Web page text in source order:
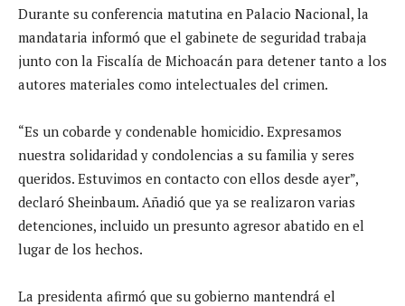
Durante su conferencia matutina en Palacio Nacional, la
mandataria informó que el gabinete de seguridad trabaja
junto con la Fiscalía de Michoacán para detener tanto a los
autores materiales como intelectuales del crimen.
“Es un cobarde y condenable homicidio. Expresamos
nuestra solidaridad y condolencias a su familia y seres
queridos. Estuvimos en contacto con ellos desde ayer”,
declaró Sheinbaum. Añadió que ya se realizaron varias
detenciones, incluido un presunto agresor abatido en el
lugar de los hechos.
La presidenta afirmó que su gobierno mantendrá el